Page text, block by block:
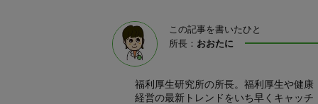
この記事を書いたひと
所長： おおたに
福利厚生研究所の所長。福利厚生や健康
経営の最新トレンドをいち早くキャッチ